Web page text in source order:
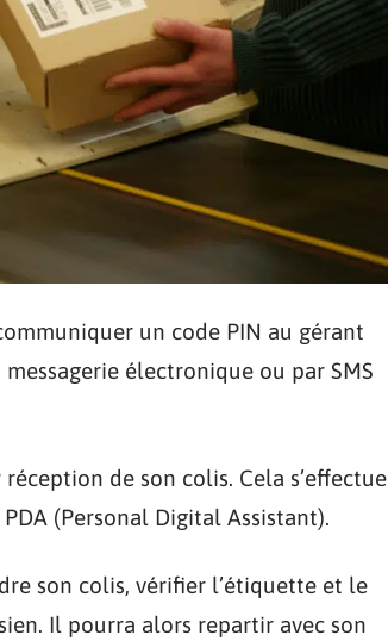
un code PIN au gérant
électronique ou par SMS
de son colis. Cela s’effectue
(Personal Digital Assistant).
son colis, vérifier l’étiquette et le
Il pourra alors repartir avec son